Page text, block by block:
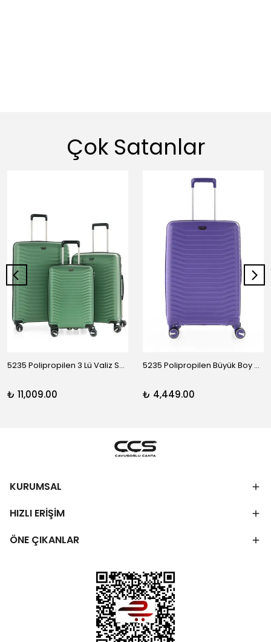
Çok Satanlar
5235 Polipropilen 3 Lü Valiz Seti
₺ 11,009.00
5235 Polipropilen Büyük Boy Valiz
₺ 4,449.00
KURUMSAL
HIZLI ERİŞİM
ÖNE ÇIKANLAR